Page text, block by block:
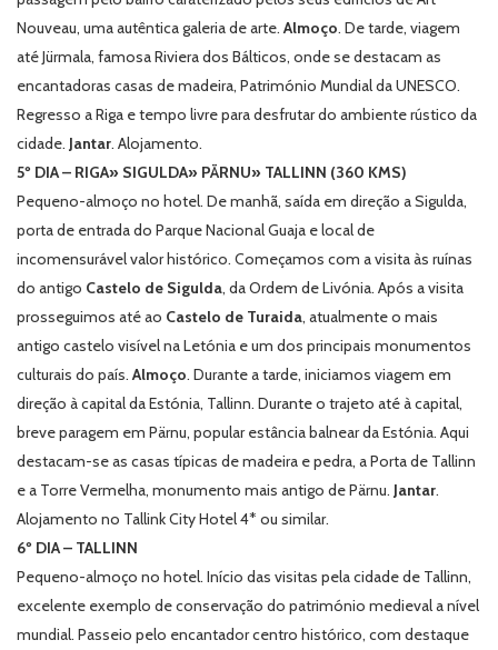
Nouveau, uma autêntica galeria de arte.Almoço. De tarde, viagem
até Jürmala, famosa Riviera dos Bálticos, onde se destacam as
encantadoras casas de madeira, Património Mundial da UNESCO.
Regresso a Riga e tempo livre para desfrutar do ambiente rústico da
cidade. Jantar. Alojamento.
5º DIA – RIGA» SIGULDA» PÄRNU» TALLINN (360 KMS)
Pequeno-almoço no hotel. De manhã, saída em direção a Sigulda,
porta de entrada do Parque Nacional Guaja e local de
incomensurável valor histórico. Começamos com a visita às ruínas
do antigo Castelo de Sigulda, da Ordem de Livónia. Após a visita
prosseguimos até ao Castelo de Turaida, atualmente o mais
antigo castelo visível na Letónia e um dos principais monumentos
culturais do país.Almoço. Durante a tarde, iniciamos viagem em
direção à capital da Estónia, Tallinn. Durante o trajeto até à capital,
breve paragem em Pärnu, popular estância balnear da Estónia. Aqui
destacam-se as casas típicas de madeira e pedra, a Porta de Tallinn
e a Torre Vermelha, monumento mais antigo de Pärnu. Jantar.
Alojamento no Tallink City Hotel 4* ou similar.
6º DIA – TALLINN
Pequeno-almoço no hotel. Início das visitas pela cidade de Tallinn,
excelente exemplo de conservação do património medieval a nível
mundial. Passeio pelo encantador centro histórico, com destaque